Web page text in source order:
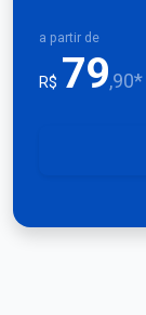
a partir de
R$ 79,90*